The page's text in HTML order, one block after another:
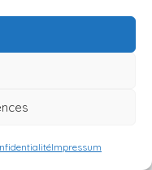
Impressum
abordable,
fiscal